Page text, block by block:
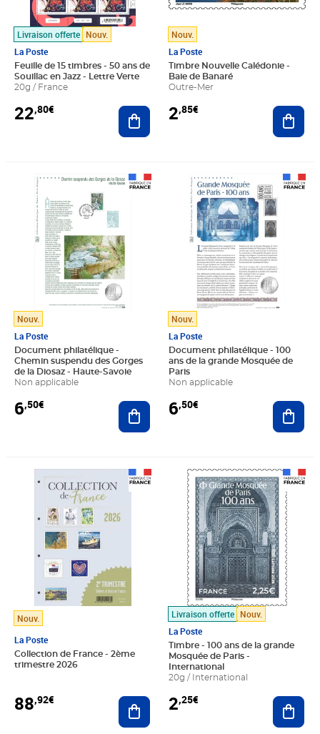
Livraison offerte Nouv.
La Poste
Feuille de 15 timbres - 50 ans de
Souillac en Jazz - Lettre Verte
20g / France
22,80€ Ajouter au panier
Nouv.
La Poste
Timbre Nouvelle Calédonie -
Baie de Banaré
Outre-Mer
2,85€
Nouv.
La Poste
Document philatélique -
Chemin suspendu des Gorges
de la Diosaz - Haute-Savoie
Non applicable
6,50€
Prix 6,50€
Ajouter au panier
Nouv.
La Poste
Document philatélique - 100
ans de la grande Mosquée de
Paris
Non applicable
6,50€
Prix 6,50€
Nouv.
La Poste
Collection de France - 2ème
trimestre 2026
88,92€
Prix 88,92€
Ajouter au panier
Livraison offerte Nouv.
La Poste
Timbre - 100 ans de la grande
Mosquée de Paris -
International
20g / International
2,25€
Prix 2,25€